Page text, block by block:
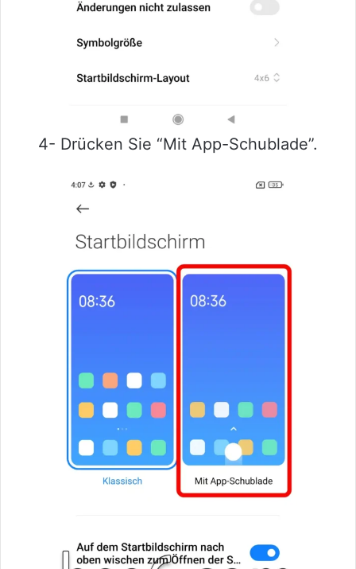
4- Drücken Sie “Mit App-Schublade”.